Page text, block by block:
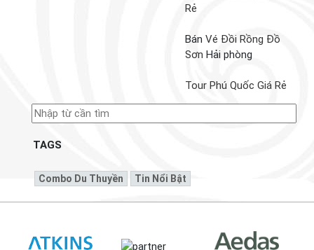
Rẻ
Bán Vé Đồi Rồng Đồ
Sơn Hải phòng
Tour Phú Quốc Giá Rẻ
TAGS
Combo Du Thuyền Tin Nổi Bật